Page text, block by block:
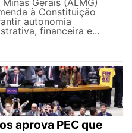
Gerais (ALMG)
à Constituição
autonomia
financeira e...
aprova PEC que